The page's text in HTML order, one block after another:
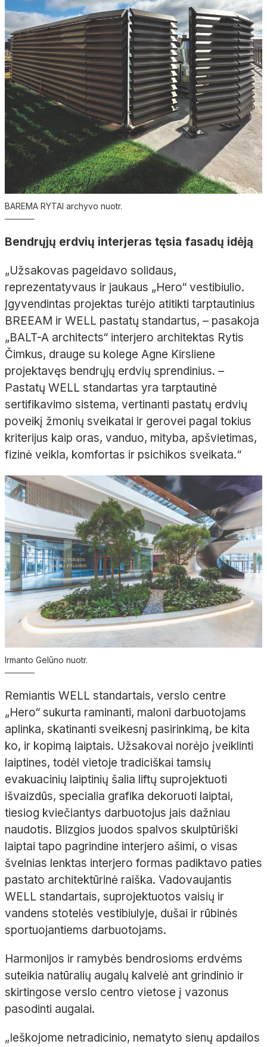
BAREMA RYTAI archyvo nuotr.
Bendrųjų erdvių interjeras tęsia fasadų idėją
„Užsakovas pageidavo solidaus,
reprezentatyvaus ir jaukaus „Hero“ vestibiulio.
Įgyvendintas projektas turėjo atitikti tarptautinius
BREEAM ir WELL pastatų standartus, – pasakoja
„BALT-A architects“ interjero architektas Rytis
Čimkus, drauge su kolege Agne Kirsliene
projektavęs bendrųjų erdvių sprendinius. –
Pastatų WELL standartas yra tarptautinė
sertifikavimo sistema, vertinanti pastatų erdvių
poveikį žmonių sveikatai ir gerovei pagal tokius
kriterijus kaip oras, vanduo, mityba, apšvietimas,
fizinė veikla, komfortas ir psichikos sveikata.“
Irmanto Gelūno nuotr.
Remiantis WELL standartais, verslo centre
„Hero“ sukurta raminanti, maloni darbuotojams
aplinka, skatinanti sveikesnį pasirinkimą, be kita
ko, ir kopimą laiptais. Užsakovai norėjo įveiklinti
laiptines, todėl vietoje tradiciškai tamsių
evakuacinių laiptinių šalia liftų suprojektuoti
išvaizdūs, specialia grafika dekoruoti laiptai,
tiesiog kviečiantys darbuotojus jais dažniau
naudotis. Blizgios juodos spalvos skulptūriški
laiptai tapo pagrindine interjero ašimi, o visas
švelnias lenktas interjero formas padiktavo paties
pastato architektūrinė raiška. Vadovaujantis
WELL standartais, suprojektuotos vaisių ir
vandens stotelės vestibiulyje, dušai ir rūbinės
sportuojantiems darbuotojams.
Harmonijos ir ramybės bendrosioms erdvėms
suteikia natūralių augalų kalvelė ant grindinio ir
skirtingose verslo centro vietose į vazonus
pasodinti augalai.
„Ieškojome netradicinio, nematyto sienų apdailos